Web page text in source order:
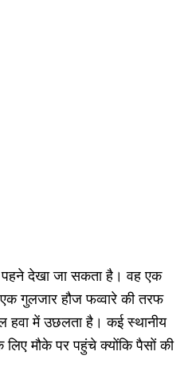
पहने देखा जा सकता है। वह एक
गुलजार हौज फव्वारे की तरफ
हवा में उछलता है। कई स्थानीय
मौके पर पहुंचे क्योंकि पैसों की